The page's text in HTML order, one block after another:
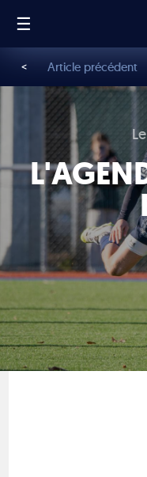
☰
< Article précédent